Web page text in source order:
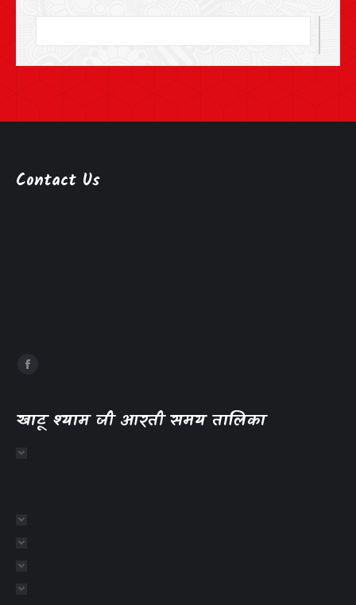
Contact Us
खाटू श्याम जी आरती समय तालिका